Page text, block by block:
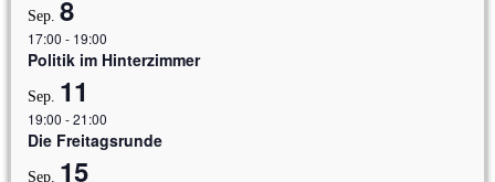
Sep. 8
17:00 - 19:00
Politik im Hinterzimmer
Sep. 11
19:00 -21:00
Die Freitagsrunde
Sep. 15